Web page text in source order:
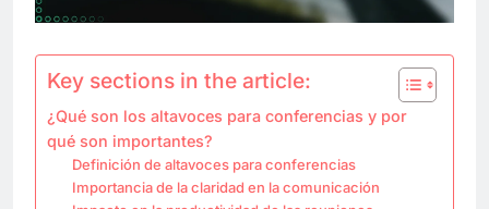
Key sections in the article:
¿Qué son los altavoces para conferencias y por
qué son importantes?
Definición de altavoces para conferencias
Importancia de la claridad en la comunicación